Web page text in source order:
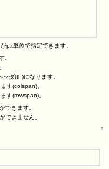
px単位で指定できます。
。
ダ(th)になります。
す(colspan)。
す(rowspan)。
できます。
できません。
↑